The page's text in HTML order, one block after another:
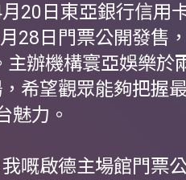
20日東亞銀行信用
28日門票公開發售
主辦機構寰亞娛樂於
希望觀眾能夠把握
魅力。
我嘅啟德主場館門票